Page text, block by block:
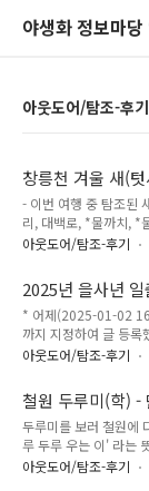
야생화 정보마
아웃도어/탐조-후기
창릉천 겨울 새(
- 이번 여행 중 탐조된
리, 대백로, *물까치, *
로, 쇠오리, *왜가리, *
고 창릉천으로 향합니
지만, 자전거도로의 일
은 저속 운행을 했습니
에서 주변을 둘러 봤으
탐조대 - 가양대교 방
데, 한두마리씩 나타나
겨울깃 흰..
아웃도어/탐조-후기
2025년 을사년
표, 강릉 남대천
새해 오메가 일출
12-30~2025-01-
* 어제(2025-01-02
까지 지정하여 글 등
하니 글은 싹~ 등록이
나요? 아래 후기는 글
행 중 탐조된 새 목록(
아리, 대백로, 댕기흰
눈이(뱁새), 뿔논병아
조), 큰흰죽지, 흰뺨검
아웃도어/탐조-후기
철원 두루미(학) -
일 산책 (2024-
두루미를 보러 철원에
루 두루 우는 이' 라는
두루~ 소리를 내는 것
아웃도어/탐조-후기